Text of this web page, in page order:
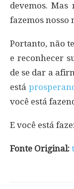
devemos. Mas
fazemos nosso
Portanto, não
e reconhecer
de se dar a
está
você está
E você está
Fonte Original: